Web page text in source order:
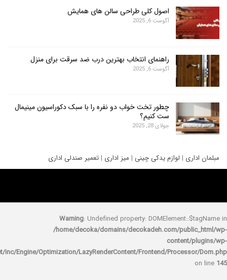
اصول کلی طراحی سالن های همایش
آگوست 6, 2025
راهنمای انتخاب بهترین درب ضد سرقت برای منزل
آگوست 6, 2025
چطور تخت خواب دو نفره را با سبک دکوراسیون مینیمال
ست کنیم؟
جولای 28, 2025
|لوازم یدکی چینی|میز اداری| تعمیر صندلی اداری
Warning: Undefined property:
/home/decoka/domains/decokadeh.com/
rocket/inc/Engine/Optimization/LazyRenderContent/Frontend/